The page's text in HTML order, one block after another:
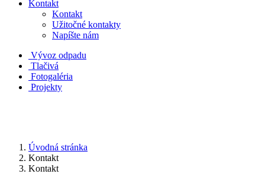
Kontakt
Kontakt
Užitočné kontakty
Napíšte nám
Vývoz odpadu
Tlačivá
Fotogaléria
Projekty
Úvodná stránka
Kontakt
Kontakt